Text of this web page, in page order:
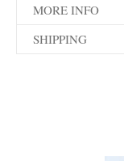
MORE INFO
SHIPPING